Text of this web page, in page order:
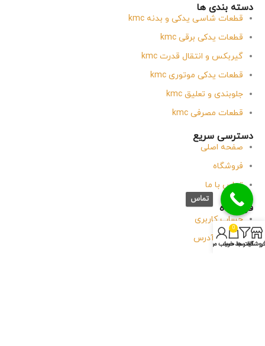
دسته بندی ها
قطعات شاسی یدکی و بدنه kmc
قطعات یدکی برقی kmc
گیربکس و انتقال قدرت kmc
قطعات یدکی موتوری kmc
جلوبندی و تعلیق kmc
قطعات مصرفی kmc
دسترسی سریع
صفحه اصلی
فروشگاه
تماس با ما
فروشگاه
حساب کاربری
جزئیات آدرس
فروشگاهفیلتر ها
0
سبد خرید
حساب من
تماس